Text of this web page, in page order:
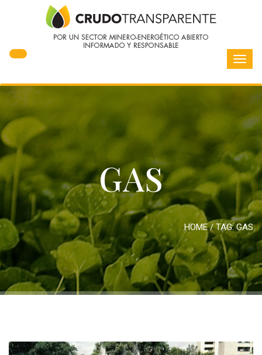
GAS
HOME/ TAG:GAS